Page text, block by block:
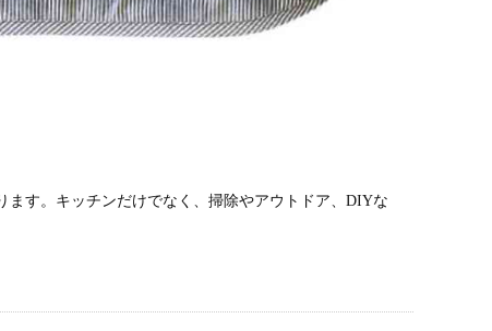
す。キッチンだけでなく、掃除やアウトドア、DIYな